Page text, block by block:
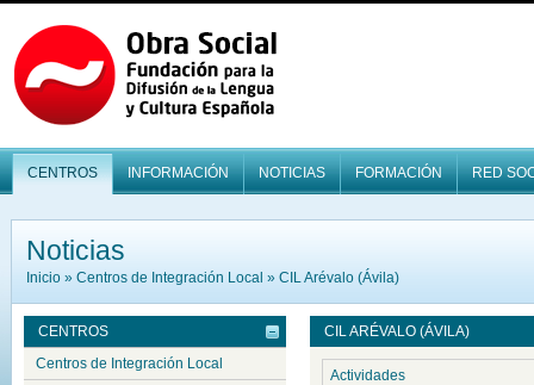
CENTROS INFORMACIÓN NOTICIAS FORMACIÓN RED
Noticias
Inicio » Centros de Integración Local » CIL Arévalo (Ávila)
CENTROS
Centros de Integración Local
CIL ARÉVALO (ÁVILA)
Actividades